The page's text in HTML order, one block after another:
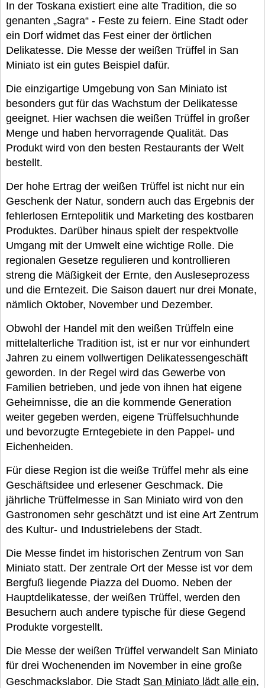
In der Toskana existiert eine alte Tradition, die so
genanten „Sagra“ - Feste zu feiern. Eine Stadt oder
ein Dorf widmet das Fest einer der örtlichen
Delikatesse. Die Messe der weißen Trüffel in San
Miniato ist ein gutes Beispiel dafür.
Die einzigartige Umgebung von San Miniato ist
besonders gut für das Wachstum der Delikatesse
geeignet. Hier wachsen die weißen Trüffel in großer
Menge und haben hervorragende Qualität. Das
Produkt wird von den besten Restaurants der Welt
bestellt.
Der hohe Ertrag der weißen Trüffel ist nicht nur ein
Geschenk der Natur, sondern auch das Ergebnis der
fehlerlosen Erntepolitik und Marketing des kostbaren
Produktes. Darüber hinaus spielt der respektvolle
Umgang mit der Umwelt eine wichtige Rolle. Die
regionalen Gesetze regulieren und kontrollieren
streng die Mäßigkeit der Ernte, den Ausleseprozess
und die Erntezeit. Die Saison dauert nur drei Monate,
nämlich Oktober, November und Dezember.
Obwohl der Handel mit den weißen Trüffeln eine
mittelalterliche Tradition ist, ist er nur vor einhundert
Jahren zu einem vollwertigen Delikatessengeschäft
geworden. In der Regel wird das Gewerbe von
Familien betrieben, und jede von ihnen hat eigene
Geheimnisse, die an die kommende Generation
weiter gegeben werden, eigene Trüffelsuchhunde
und bevorzugte Erntegebiete in den Pappel- und
Eichenheiden.
Für diese Region ist die weiße Trüffel mehr als eine
Geschäftsidee und erlesener Geschmack. Die
jährliche Trüffelmesse in San Miniato wird von den
Gastronomen sehr geschätzt und ist eine Art Zentrum
des Kultur- und Industrielebens der Stadt.
Die Messe findet im historischen Zentrum von San
Miniato statt. Der zentrale Ort der Messe ist vor dem
Bergfuß liegende Piazza del Duomo. Neben der
Hauptdelikatesse, der weißen Trüffel, werden den
Besuchern auch andere typische für diese Gegend
Produkte vorgestellt.
Die Messe der weißen Trüffel verwandelt San Miniato
für drei Wochenenden im November in eine große
Geschmackslabor. Die Stadt San Miniato lädt alle ein,